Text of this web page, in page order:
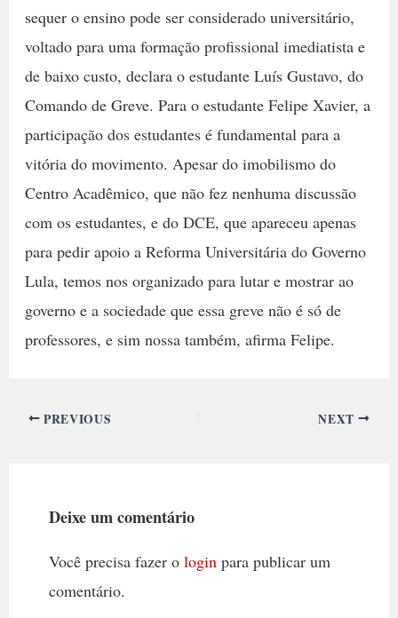
sequer o ensino pode ser considerado universitário,
voltado para uma formação profissional imediatista e
de baixo custo, declara o estudante Luís Gustavo, do
Comando de Greve. Para o estudante Felipe Xavier, a
participação dos estudantes é fundamental para a
vitória do movimento. Apesar do imobilismo do
Centro Acadêmico, que não fez nenhuma discussão
com os estudantes, e do DCE, que apareceu apenas
para pedir apoio a Reforma Universitária do Governo
Lula, temos nos organizado para lutar e mostrar ao
governo e a sociedade que essa greve não é só de
professores, e sim nossa também, afirma Felipe.
PREVIOUS NEXT
Deixe um comentário
Você precisa fazer o login para publicar um
comentário.